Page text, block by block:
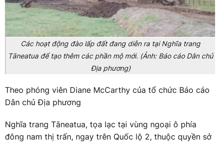
Các hoạt động đào lấp đất đang diễn ra tại Nghĩa trang
Tāneatua để tạo thêm các phần mộ mới. (Ảnh: Báo cáo Dân chủ
Địa phương)
Theo phóng viên Diane McCarthy của tổ chức Báo cáo
Dân chủ Địa phương
Nghĩa trang Tāneatua, tọa lạc tại vùng ngoại ô phía
đông nam thị trấn, ngay trên Quốc lộ 2, thuộc quyền sở